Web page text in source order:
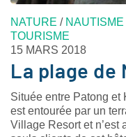
NATURE / NAUTISME
TOURISME
15 MARS 2018
La plage de
Située entre Patong et
est entourée par un
Village Resort et n’est